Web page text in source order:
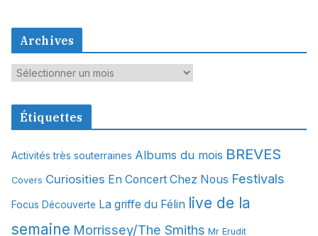
Archives
A
c
v
e
Étiquettes
Activités très souterraines Albums du mois BREVES
Covers Curiosities En Concert Chez Nous Festivals
Focus Découverte La griffe du Félin live de la
semaine Morrissey/The Smiths Mr Erudit